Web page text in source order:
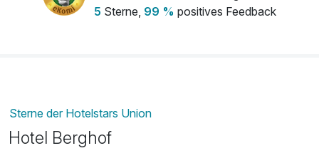
5 Sterne, 99 % positives Feedback
Sterne der Hotelstars Union
Hotel Berghof